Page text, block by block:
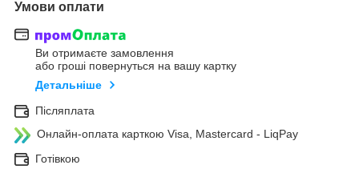
Умови оплати
Ви отримаєте замовлення
або гроші повернуться на вашу картку
Детальніше
Післяплата
Онлайн-оплата карткою Visa, Mastercard - LiqPay
Готівкою